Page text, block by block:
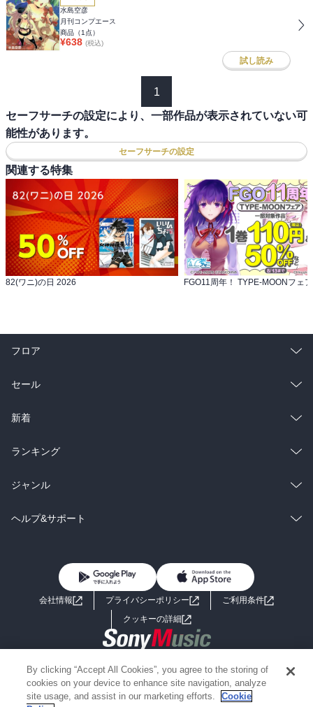
水島空彦
月刊コンプエース
商品（1 点）
¥638 (税込)
試し読み
1
セーフサーチの設定により、一部作品が表示されていない可
能性があります。
セーフサーチの設定
関連する特集
82(ワニ)の日 2026 FGO11周年！ TYPE-MOONフェア
フロア
総合
ラノベ
雑誌・グラビア
BL・TL
セール
総合
ラノベ
雑誌・グラビア
BL・TL
新着
総合
ラノベ
雑誌・グラビア
ランキング
総合
ラノベ
ジャンル
コミック
ライトノベル 男子向けラノベ
小説
海外小説
ミステリー SF
ヘルプ&サポート
よくあるご質問 お問い合わせ
会社情報 プライバシーポリシー
ご利用条件
クッキーの詳細
Copyright 2017 - 2026 Sony Music Entertainment(Japan) Inc.
Information on the site is for the Japan domestic market only
powered by
By clicking “Accept All Cookies”, you agree to the storing of
cookies on your device to enhance site navigation, analyze
site usage, and assist in our marketing efforts.
Cookie